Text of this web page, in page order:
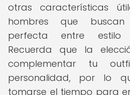
otras características
hombres que
perfecta entre estilo
Recuerda que la
complementar tu
personalidad, por lo
tomarse el tiempo para